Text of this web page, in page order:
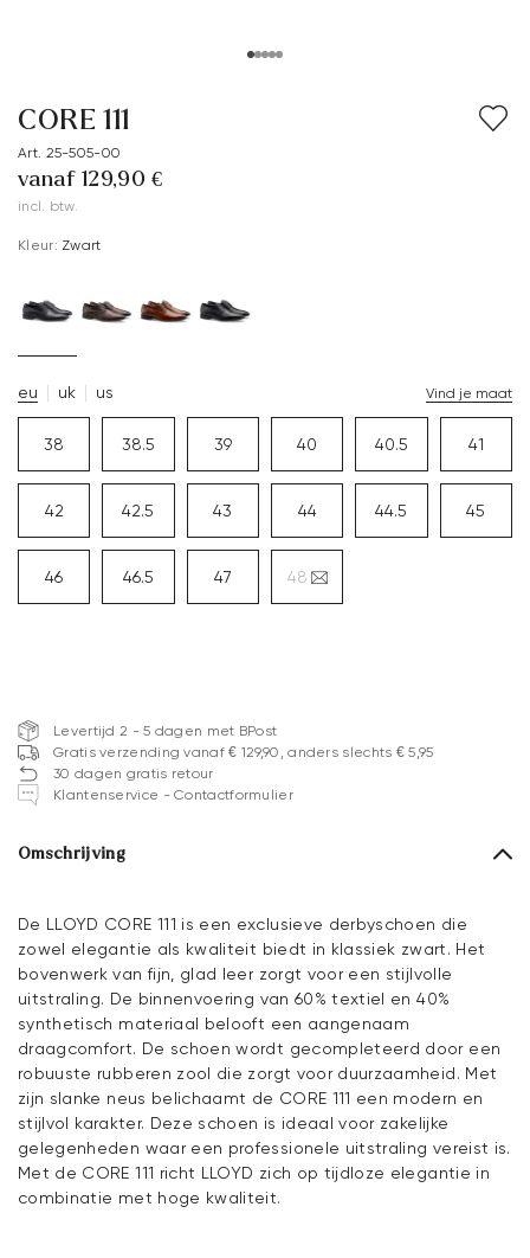
CORE 111
Art. 25-505-00
vanaf 129,90 €
incl. btw.
Kleur: Zwart
eu uk us Vind je maat
38 38.5 39 40 40.5 41
42 42.5 43 44 44.5 45
46 46.5 47 48
Levertijd 2 - 5 dagen met BPost
Gratis verzending vanaf € 129,90, anders slechts € 5,95
30 dagen gratis retour
Klantenservice - Contactformulier
Omschrijving
De LLOYD CORE 111 is een exclusieve derbyschoen die
zowel elegantie als kwaliteit biedt in klassiek zwart. Het
bovenwerk van fijn, glad leer zorgt voor een stijlvolle
uitstraling. De binnenvoering van 60% textiel en 40%
synthetisch materiaal belooft een aangenaam
draagcomfort. De schoen wordt gecompleteerd door een
robuuste rubberen zool die zorgt voor duurzaamheid. Met
zijn slanke neus belichaamt de CORE 111 een modern en
stijlvol karakter. Deze schoen is ideaal voor zakelijke
gelegenheden waar een professionele uitstraling vereist is.
Met de CORE 111 richt LLOYD zich op tijdloze elegantie in
combinatie met hoge kwaliteit.